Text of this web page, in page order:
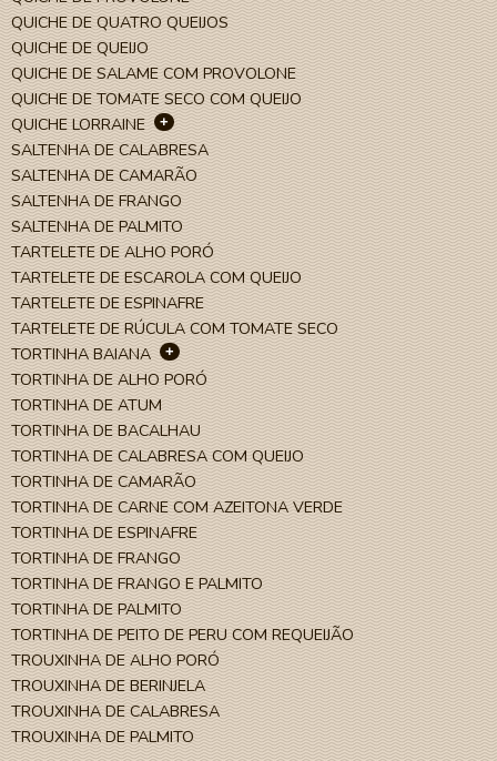
QUICHE DE QUATRO QUEIJOS
QUICHE DE QUEIJO
QUICHE DE SALAME COM PROVOLONE
QUICHE DE TOMATE SECO COM QUEIJO
QUICHE LORRAINE +
SALTENHA DE CALABRESA
SALTENHA DE CAMARÃO
SALTENHA DE FRANGO
SALTENHA DE PALMITO
TARTELETE DE ALHO PORÓ
TARTELETE DE ESCAROLA COM QUEIJO
TARTELETE DE ESPINAFRE
TARTELETE DE RÚCULA COM TOMATE SECO
TORTINHA BAIANA
+
TORTINHA DE ALHO PORÓ
TORTINHA DE ATUM
TORTINHA DE BACALHAU
TORTINHA DE CALABRESA COM QUEIJO
TORTINHA DE CAMARÃO
TORTINHA DE CARNE COM AZEITONA VERDE
TORTINHA DE ESPINAFRE
TORTINHA DE FRANGO
TORTINHA DE FRANGO E PALMITO
TORTINHA DE PALMITO
TORTINHA DE PEITO DE PERU COM REQUEIJÃO
TROUXINHA DE ALHO PORÓ
TROUXINHA DE BERINJELA
TROUXINHA DE CALABRESA
TROUXINHA DE PALMITO